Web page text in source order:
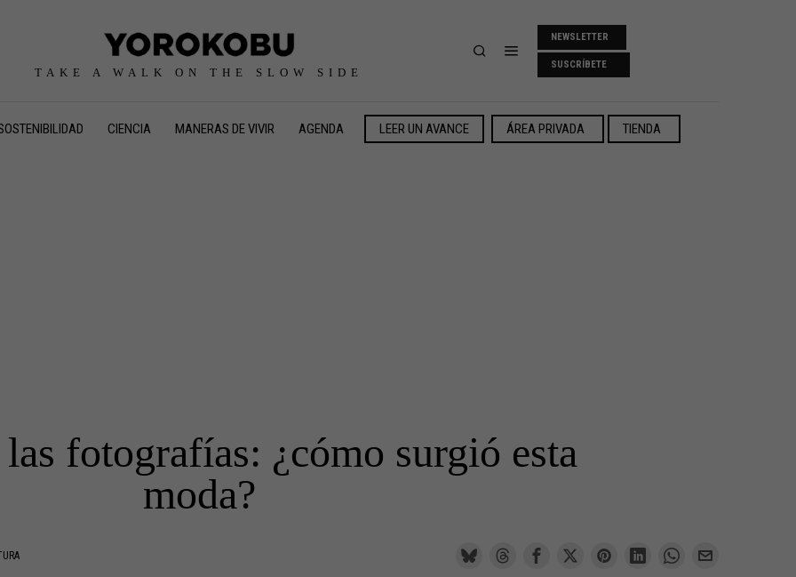
TAKE A WALK ON THE SLOW SIDE
NEWSLETTER
SUSCRÍBETE
CIENCIA MANERAS DE VIVIR AGENDA LEER UN AVANCE ÁREA PRIVADA TIENDA
fotografías: ¿cómo surgió esta
moda?